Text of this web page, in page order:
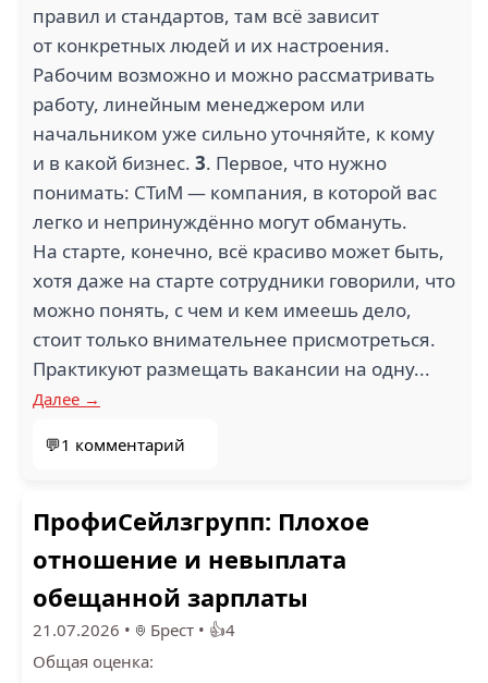
правил и стандартов, там всё зависит
от конкретных людей и их настроения.
Рабочим возможно и можно рассматривать
работу, линейным менеджером или
начальником уже сильно уточняйте, к кому
и в какой бизнес. 3. Первое, что нужно
понимать: СТиМ — компания, в которой вас
легко и непринуждённо могут обмануть.
На старте, конечно, всё красиво может быть,
хотя даже на старте сотрудники говорили, что
можно понять, с чем и кем имеешь дело,
стоит только внимательнее присмотреться.
Практикуют размещать вакансии на одну...
Далее →
💬1 комментарий
ПрофиСейлзгрупп: Плохое
отношение и невыплата
обещанной зарплаты
21.07.2026 • Брест • 👍4
Общая оценка: